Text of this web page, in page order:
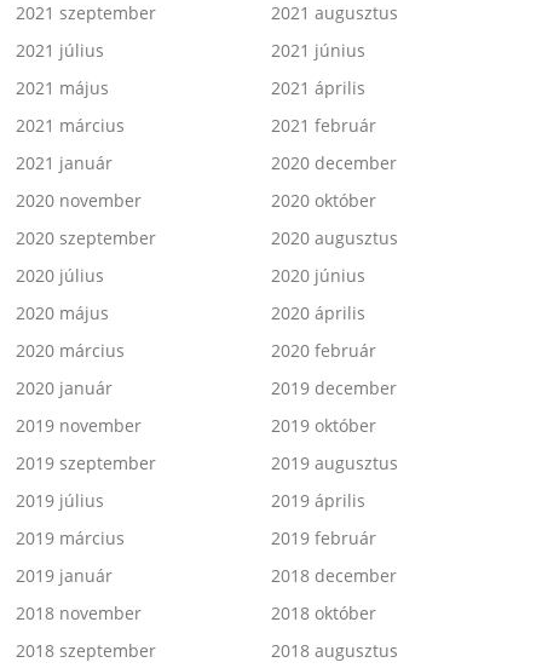
2021 szeptember
2021 augusztus
2021 július
2021 június
2021 május
2021 április
2021 március
2021 február
2021 január
2020 december
2020 november
2020 október
2020 szeptember
2020 augusztus
2020 július
2020 június
2020 május
2020 április
2020 március
2020 február
2020 január
2019 december
2019 november
2019 október
2019 szeptember
2019 augusztus
2019 július
2019 április
2019 március
2019 február
2019 január
2018 december
2018 november
2018 október
2018 szeptember
2018 augusztus